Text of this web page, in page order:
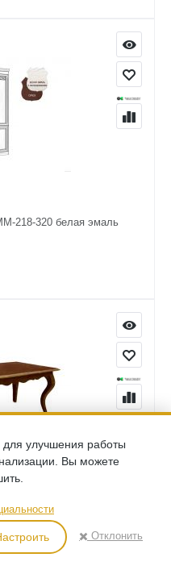
218-320 белая эмаль
орех
улучшения работы
Вы можете
✖️ Отклонить